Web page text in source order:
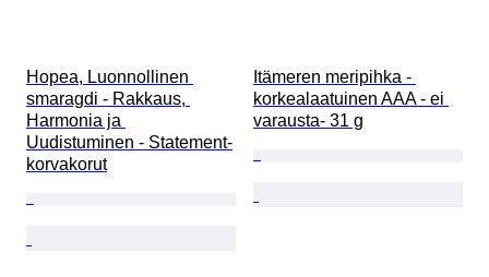
Hopea, Luonnollinen
smaragdi - Rakkaus,
Harmonia ja
Uudistuminen - Statement-
korvakorut
Itämeren meripihka -
korkealaatuinen AAA - ei
varausta- 31 g